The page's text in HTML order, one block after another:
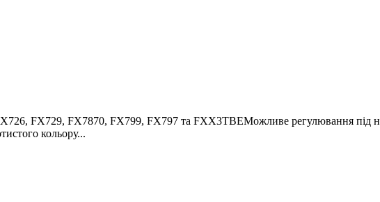
FX729, FX7870, FX799, FX797 та FXX3TBEМожливе регулювання під
кольору...